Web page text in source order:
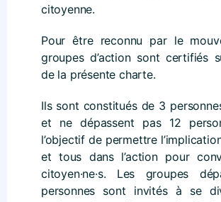
citoyenne.
Pour être reconnu par le
groupes d’action sont certifiés
de la présente charte.
Ils sont constitués de 3
et ne dépassent pas 12
l’objectif de permettre
et tous dans l’action pour
citoyen·ne·s. Les groupes
personnes sont invités à se